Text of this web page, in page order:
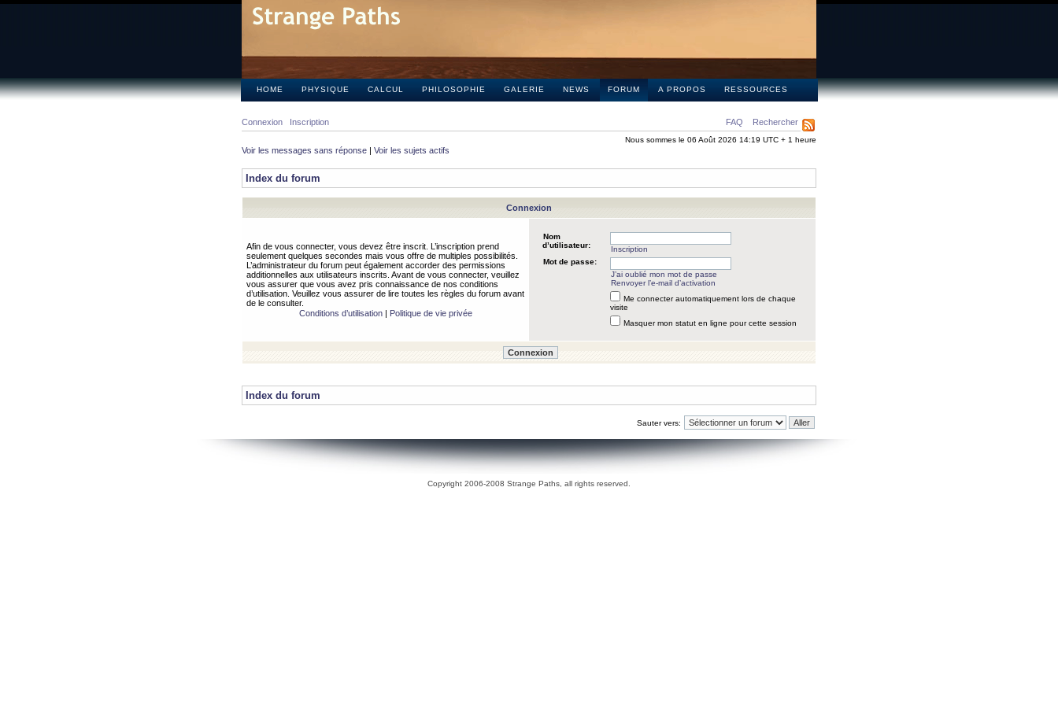
HOME PHYSIQUE CALCUL PHILOSOPHIE GALERIE NEWS FORUM A PROPOS RESSOURCES
FAQ Rechercher
Connexion Inscription
Nous sommes le 06 Août 2026 14:19 UTC + 1 heure
Voir les messages sans réponse | Voir les sujets actifs
Index du forum
Connexion
Afin de vous connecter, vous devez être inscrit. L’inscription prend
seulement quelques secondes mais vous offre de multiples possibilités.
L’administrateur du forum peut également accorder des permissions
additionnelles aux utilisateurs inscrits. Avant de vous connecter, veuillez
vous assurer que vous avez pris connaissance de nos conditions
d’utilisation. Veuillez vous assurer de lire toutes les règles du forum avant
de le consulter.
Conditions d’utilisation| Politique de vie privée
Nom
d’utilisateur:
Inscription
Mot de passe:
J’ai oublié mon mot de passe
Renvoyer l’e-mail d’activation
Me connecter automatiquement lors de chaque
visite
Masquer mon statut en ligne pour cette session
Index du forum
Sauter vers:
Copyright 2006-2008 Strange Paths, all rights reserved.